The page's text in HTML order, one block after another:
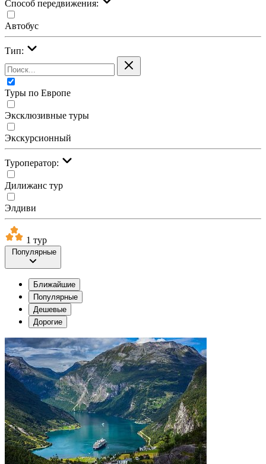
Cпособ передвижения:
Автобус
Тип:
Туры по Европе
Эксклюзивные туры
Экскурсионный
Туроператор:
Дилижанс тур
Элдиви
1 тур
Популярные
Ближайшие
Популярные
Дешевые
Дорогие